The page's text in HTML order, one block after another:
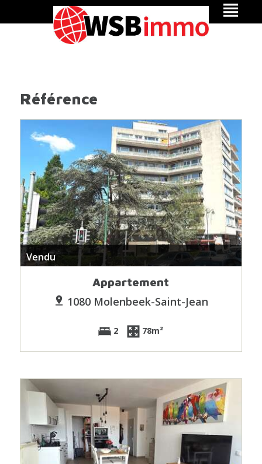
Référence
Vendu
Appartement
1080 Molenbeek-Saint-Jean
2 78m²